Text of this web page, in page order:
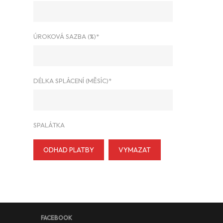
ÚROKOVÁ SAZBA (%)*
DÉLKA SPLÁCENÍ (MĚSÍC)*
SPALÁTKA
ODHAD PLATBY VYMAZAT
FACEBOOK